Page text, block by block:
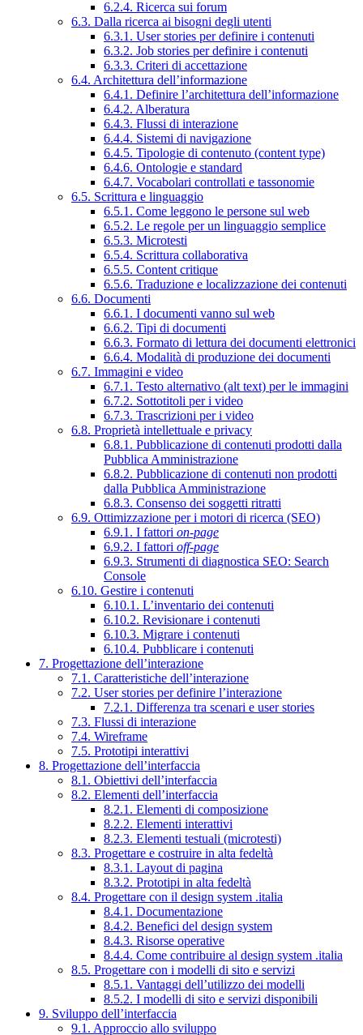
6.2.4. Ricerca sui forum
6.3. Dalla ricerca ai bisogni degli utenti
6.3.1. User stories per definire i contenuti
6.3.2. Job stories per definire i contenuti
6.3.3. Criteri di accettazione
6.4. Architettura dell’informazione
6.4.1. Definire l’architettura dell’informazione
6.4.2. Alberatura
6.4.3. Flussi di interazione
6.4.4. Sistemi di navigazione
6.4.5. Tipologie di contenuto (content type)
6.4.6. Ontologie e standard
6.4.7. Vocabolari controllati e tassonomie
6.5. Scrittura e linguaggio
6.5.1. Come leggono le persone sul web
6.5.2. Le regole per un linguaggio semplice
6.5.3. Microtesti
6.5.4. Scrittura collaborativa
6.5.5. Content critique
6.5.6. Traduzione e localizzazione dei contenuti
6.6. Documenti
6.6.1. I documenti vanno sul web
6.6.2. Tipi di documenti
6.6.3. Formato di lettura dei documenti elettronici
6.6.4. Modalità di produzione dei documenti
6.7. Immagini e video
6.7.1. Testo alternativo (alt text) per le immagini
6.7.2. Sottotitoli per i video
6.7.3. Trascrizioni per i video
6.8. Proprietà intellettuale e privacy
6.8.1. Pubblicazione di contenuti prodotti dalla
Pubblica Amministrazione
6.8.2. Pubblicazione di contenuti non prodotti
dalla Pubblica Amministrazione
6.8.3. Consenso dei soggetti ritratti
6.9. Ottimizzazione per i motori di ricerca (SEO)
6.9.1. I fattori on-page
6.9.2. I fattori off-page
6.9.3. Strumenti di diagnostica SEO: Search
Console
6.10. Gestire i contenuti
6.10.1. L’inventario dei contenuti
6.10.2. Revisionare i contenuti
6.10.3. Migrare i contenuti
6.10.4. Pubblicare i contenuti
7. Progettazione dell’interazione
7.1. Caratteristiche dell’interazione
7.2. User stories per definire l’interazione
7.2.1. Differenza tra scenari e user stories
7.3. Flussi di interazione
7.4. Wireframe
7.5. Prototipi interattivi
8. Progettazione dell’interfaccia
8.1. Obiettivi dell’interfaccia
8.2. Elementi dell’interfaccia
8.2.1. Elementi di composizione
8.2.2. Elementi interattivi
8.2.3. Elementi testuali (microtesti)
8.3. Progettare e costruire in alta fedeltà
8.3.1. Layout di pagina
8.3.2. Prototipi in alta fedeltà
8.4. Progettare con il design system .italia
8.4.1. Documentazione
8.4.2. Benefici del design system
8.4.3. Risorse operative
8.4.4. Come contribuire al design system .italia
8.5. Progettare con i modelli di sito e servizi
8.5.1. Vantaggi dell’utilizzo dei modelli
8.5.2. I modelli di sito e servizi disponibili
9. Sviluppo dell’interfaccia
9.1. Approccio allo sviluppo